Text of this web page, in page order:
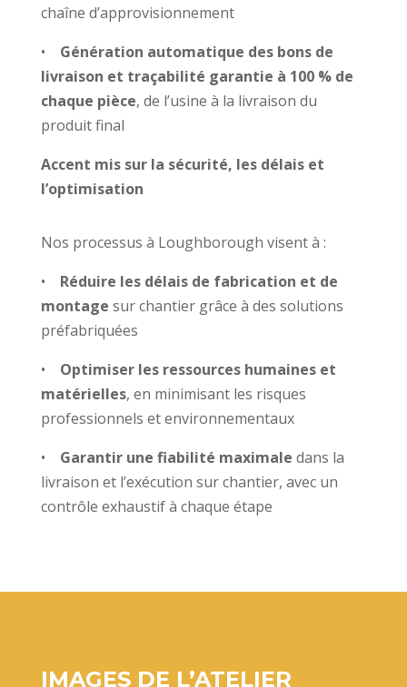
chaîne d’approvisionnement
• Génération automatique des bons de
livraison et traçabilité garantie à 100 % de
chaque pièce, de l’usine à la livraison du
produit final
Accent mis sur la sécurité, les délais et
l’optimisation
Nos processus à Loughborough visent à :
• Réduire les délais de fabrication et de
montage sur chantier grâce à des solutions
préfabriquées
• Optimiser les ressources humaines et
matérielles, en minimisant les risques
professionnels et environnementaux
• Garantir une fiabilité maximale dans la
livraison et l’exécution sur chantier, avec un
contrôle exhaustif à chaque étape
IMAGES DE L’ATELIER